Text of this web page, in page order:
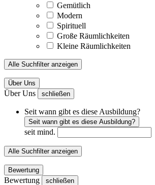
Gemütlich
Modern
Spirituell
Große Räumlichkeiten
Kleine Räumlichkeiten
Alle Suchfilter anzeigen
Über Uns
Über Uns schließen
Seit wann gibt es diese Ausbildung?
Seit wann gibt es diese Ausbildung?
seit mind.
Alle Suchfilter anzeigen
Bewertung
Bewertung schließen